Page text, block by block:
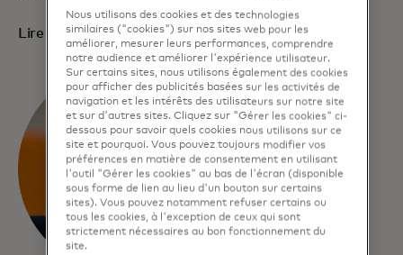
Lire la biographie
Nous utilisons des cookies et des technologies
similaires ("cookies") sur nos sites web pour les
améliorer, mesurer leurs performances, comprendre
notre audience et améliorer l'expérience utilisateur.
Sur certains sites, nous utilisons également des cookies
pour afficher des publicités basées sur les activités de
navigation et les intérêts des utilisateurs sur notre site
et sur d'autres sites. Cliquez sur "Gérer les cookies" ci-
dessous pour savoir quels cookies nous utilisons sur ce
site et pourquoi. Vous pouvez toujours modifier vos
préférences en matière de consentement en utilisant
l'outil "Gérer les cookies" au bas de l'écran (disponible
sous forme de lien au lieu d'un bouton sur certains
sites). Vous pouvez notamment refuser certains ou
tous les cookies, à l'exception de ceux qui sont
strictement nécessaires au bon fonctionnement du
site.